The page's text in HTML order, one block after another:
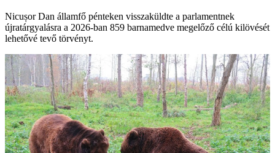
Nicușor Dan államfő pénteken visszaküldte a parlamentnek
újratárgyalásra a 2026-ban 859 barnamedve megelőző célú kilövését
lehetővé tevő törvényt.